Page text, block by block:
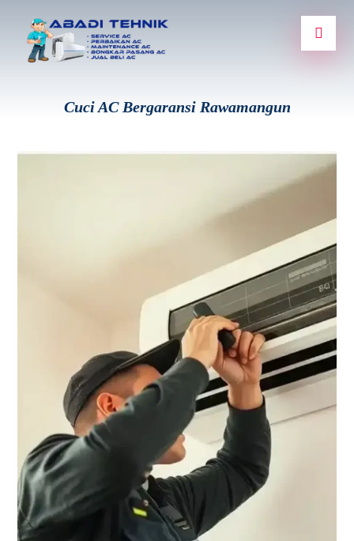
Cuci AC Bergaransi Rawamangun